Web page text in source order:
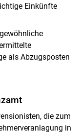
Einkünfte
als Abzugsposten
die zum
in